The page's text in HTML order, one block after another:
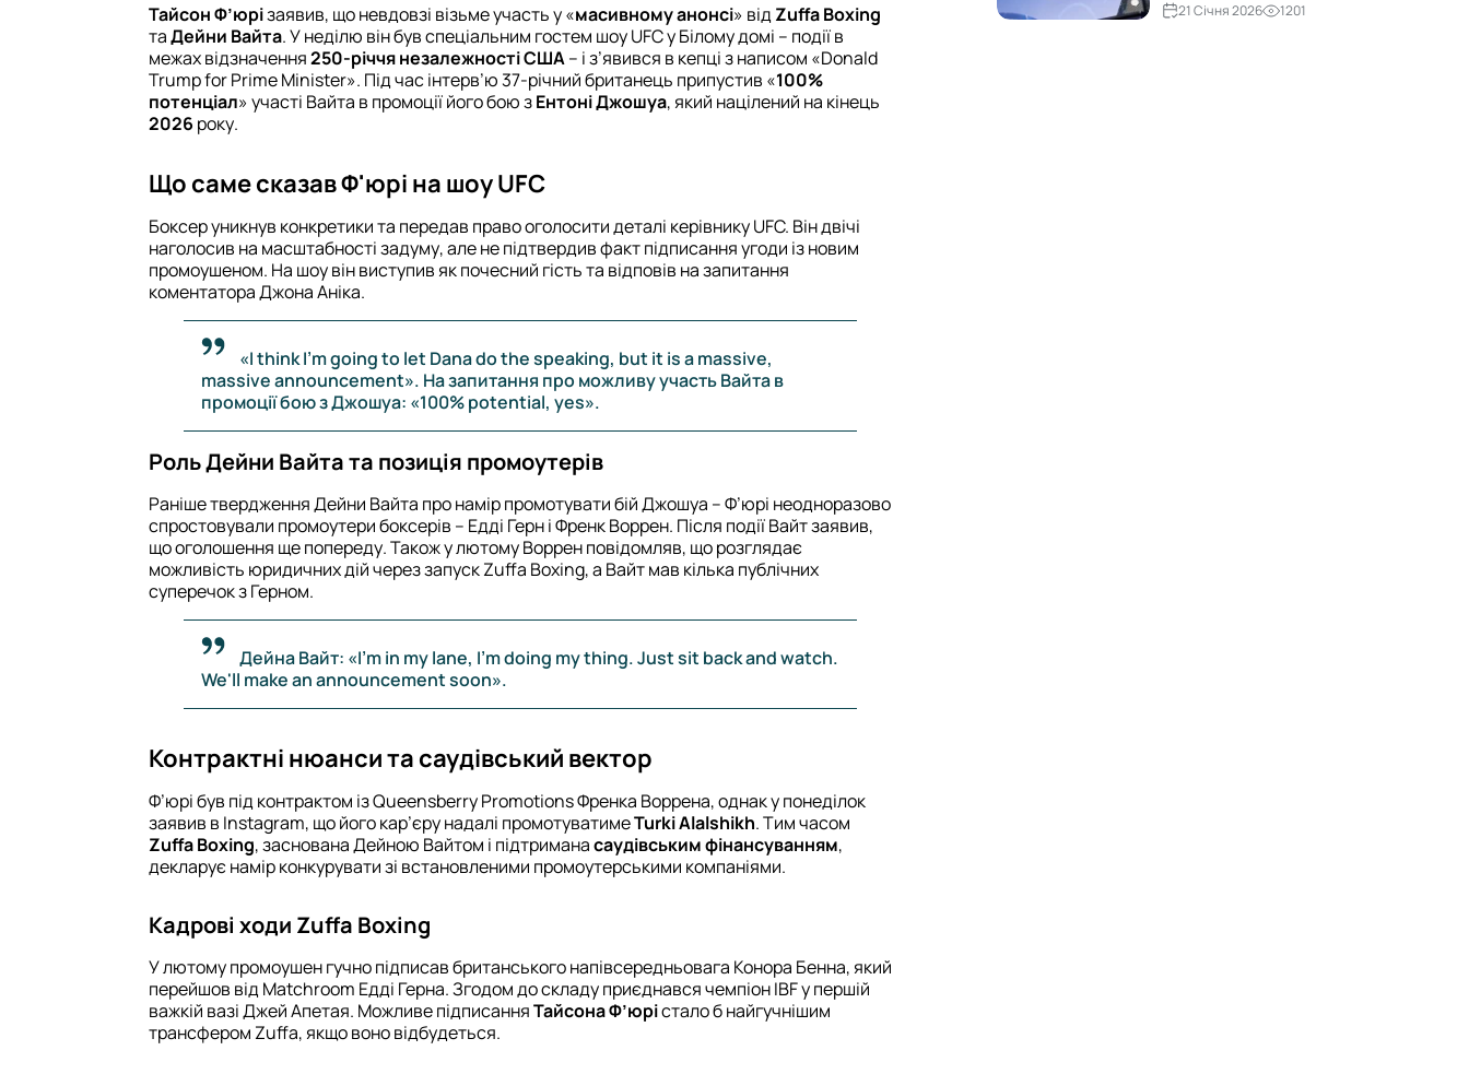
Тайсон Ф’юрізаявив, що невдовзі візьме участь у «масивному анонсі» відZuffa Boxing
таДейни Вайта. У неділю він був спеціальним гостем шоу UFC у Білому домі – події в
межах відзначення250-річчя незалежності США– і з’явився в кепці з написом «Donald
Trump for Prime Minister». Під час інтерв’ю 37-річний британець припустив «100%
потенціал» участі Вайта в промоції його бою зЕнтоні Джошуа, який націлений на кінець
2026 року.
Що саме сказав Ф'юрі на шоу UFC
Боксер уникнув конкретики та передав право оголосити деталі керівнику UFC. Він двічі
наголосив на масштабності задуму, але не підтвердив факт підписання угоди із новим
промоушеном. На шоу він виступив як почесний гість та відповів на запитання
коментатора Джона Аніка.
«I think I'm going to let Dana do the speaking, but it is a massive,
massive announcement». На запитання про можливу участь Вайта в
промоції бою з Джошуа: «100% potential, yes».
Роль Дейни Вайта та позиція промоутерів
Раніше твердження Дейни Вайта про намір промотувати бій Джошуа – Ф’юрі неодноразово
спростовували промоутери боксерів – Едді Герн і Френк Воррен. Після події Вайт заявив,
що оголошення ще попереду. Також у лютому Воррен повідомляв, що розглядає
можливість юридичних дій через запуск Zuffa Boxing, а Вайт мав кілька публічних
суперечок з Герном.
Дейна Вайт: «I'm in my lane, I'm doing my thing. Just sit back and watch.
We'll make an announcement soon».
Контрактні нюанси та саудівський вектор
Ф’юрі був під контрактом із Queensberry Promotions Френка Воррена, однак у понеділок
заявив в Instagram, що його кар’єру надалі промотуватимеTurki Alalshikh. Тим часом
Zuffa Boxing, заснована Дейною Вайтом і підтриманасаудівським фінансуванням,
декларує намір конкурувати зі встановленими промоутерськими компаніями.
Кадрові ходи Zuffa Boxing
У лютому промоушен гучно підписав британського напівсередньовага Конора Бенна, який
перейшов від Matchroom Едді Герна. Згодом до складу приєднався чемпіон IBF у першій
важкій вазі Джей Апетая. Можливе підписанняТайсона Ф’юрістало б найгучнішим
трансфером Zuffa, якщо воно відбудеться.
21 Січня 2026 1201